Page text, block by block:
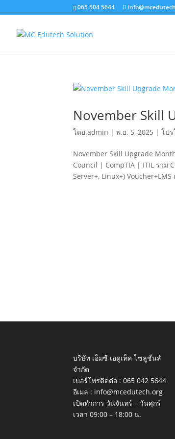
065 504 5644
November Skill
โดยadmin |พ.ย. 5, 2025 |โป
November Skill Upgrade
Council | CompTIA | ITIL รวม
Server+, Linux+) Voucher+LMS
บริษัท เอ็มซี เอดูเท็ค โซลูชั่นส์
จำกัด
เบอร์โทรติดต่อ :065 042 5644
อีเมล : info@mcedutech.org
เปิดทำการ วันจันทร์ – วันศุกร์
เวลา 09:00 – 18:00 น.